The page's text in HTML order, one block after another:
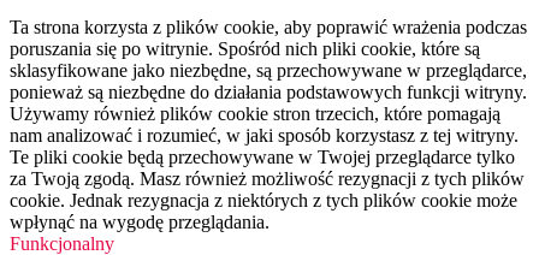
Ta strona korzysta z plików cookie, aby poprawić wrażenia podczas
poruszania się po witrynie. Spośród nich pliki cookie, które są
sklasyfikowane jako niezbędne, są przechowywane w przeglądarce,
ponieważ są niezbędne do działania podstawowych funkcji witryny.
Używamy również plików cookie stron trzecich, które pomagają
nam analizować i rozumieć, w jaki sposób korzystasz z tej witryny.
Te pliki cookie będą przechowywane w Twojej przeglądarce tylko
za Twoją zgodą. Masz również możliwość rezygnacji z tych plików
cookie. Jednak rezygnacja z niektórych z tych plików cookie może
wpłynąć na wygodę przeglądania.
Funkcjonalny